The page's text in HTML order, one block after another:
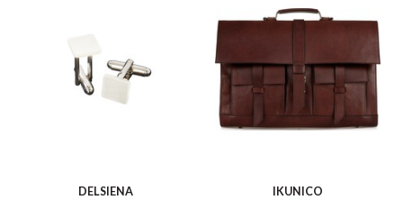
DELSIENA
IKUNICO